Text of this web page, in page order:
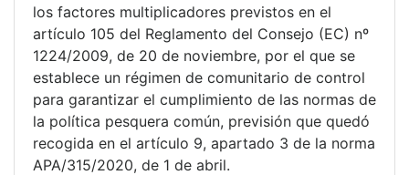
los factores multiplicadores previstos en el
artículo 105 del Reglamento del Consejo (EC) nº
1224/2009, de 20 de noviembre, por el que se
establece un régimen de comunitario de control
para garantizar el cumplimiento de las normas de
la política pesquera común, previsión que quedó
recogida en el artículo 9, apartado 3 de la norma
APA/315/2020, de 1 de abril.